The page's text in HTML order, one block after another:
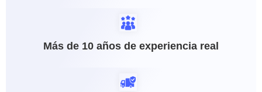
Más de 10 años de experiencia real